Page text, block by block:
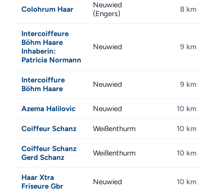
Colohrum Haar
Neuwied
(Engers)
8 km
Intercoiffeure
Böhm Haare
Inhaberin:
Patricia Normann
Neuwied 9 km
Intercoiffure
Böhm Haare
Neuwied 9 km
Azema Halilovic Neuwied 10 km
Coiffeur Schanz Weißenthurm 10 km
Coiffeur Schanz
Gerd Schanz
Weißenthurm 10 km
Haar Xtra
Friseure Gbr
Neuwied 10 km